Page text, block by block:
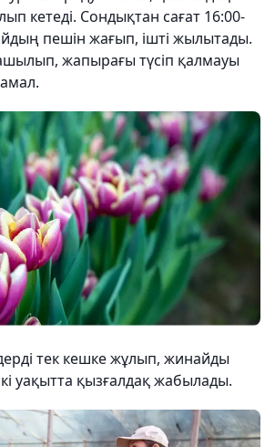
кетеді. Сондықтан сағат 16:00-
пешін жағып, ішті жылытады.
жапырағы түсіп қалмауы
тек кешке жұлып, жинайды
уақытта қызғалдақ жабылады.